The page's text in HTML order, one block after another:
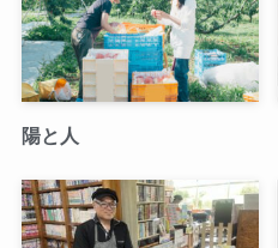
陽と人